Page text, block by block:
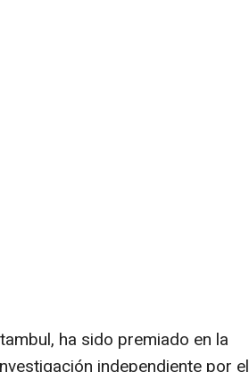
ha sido premiado en la
independiente por el